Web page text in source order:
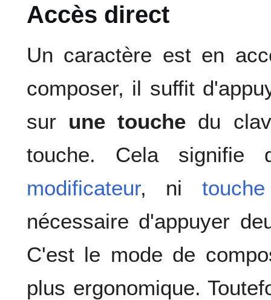
Accès direct
Un caractère est en
composer, il suffit
sur une touche du
touche. Cela
modificateur, ni
nécessaire d'appuyer
C'est le mode de
plus ergonomique.